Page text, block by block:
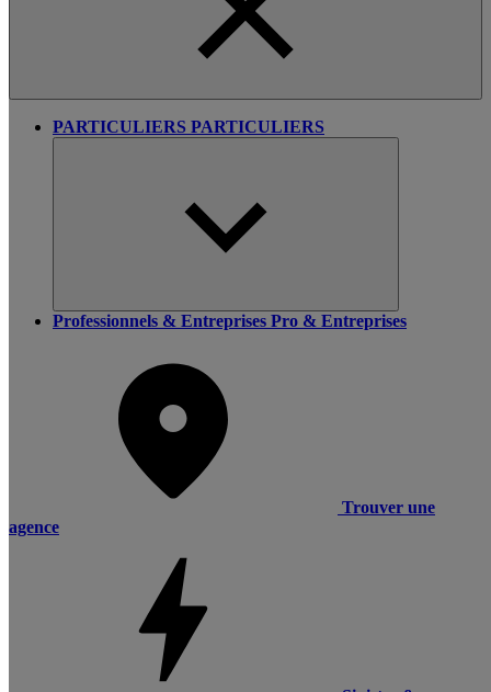
PARTICULIERS PARTICULIERS
Professionnels & Entreprises Pro & Entreprises
Trouver une
agence